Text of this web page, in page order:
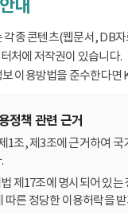
내
종 콘텐츠(웹문서, DB
처에 저작권이 있습니다.
이용방법을 준수한다
정책 관련 근거
1조, 제3조에 근거하여
제17조에 명시되어 있
따른 정당한 이용허락을